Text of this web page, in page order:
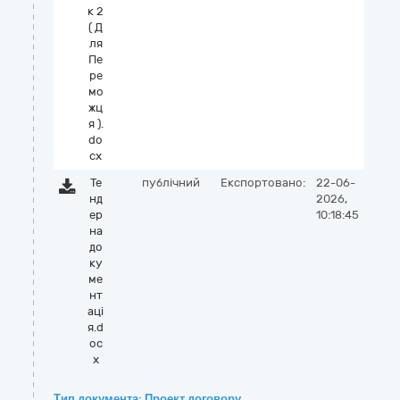
к 2
( Д
ля
Пе
ре
мо
жц
я ).
do
cx
Те
нд
ер
на
до
ку
ме
нт
аці
я.d
oc
x
публічний Експортовано:
22-06-
2026,
10:18:45